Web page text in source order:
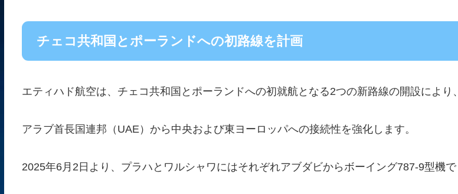
チェコ共和国とポーランドへの初路線を計画
エティハド航空は、チェコ共和国とポーランドへの初就航となる2つの新路線の開設により、
アラブ首長国連邦（UAE）から中央および東ヨーロッパへの接続性を強化します。
2025年6月2日より、プラハとワルシャワにはそれぞれアブダビからボーイング787-9型機で